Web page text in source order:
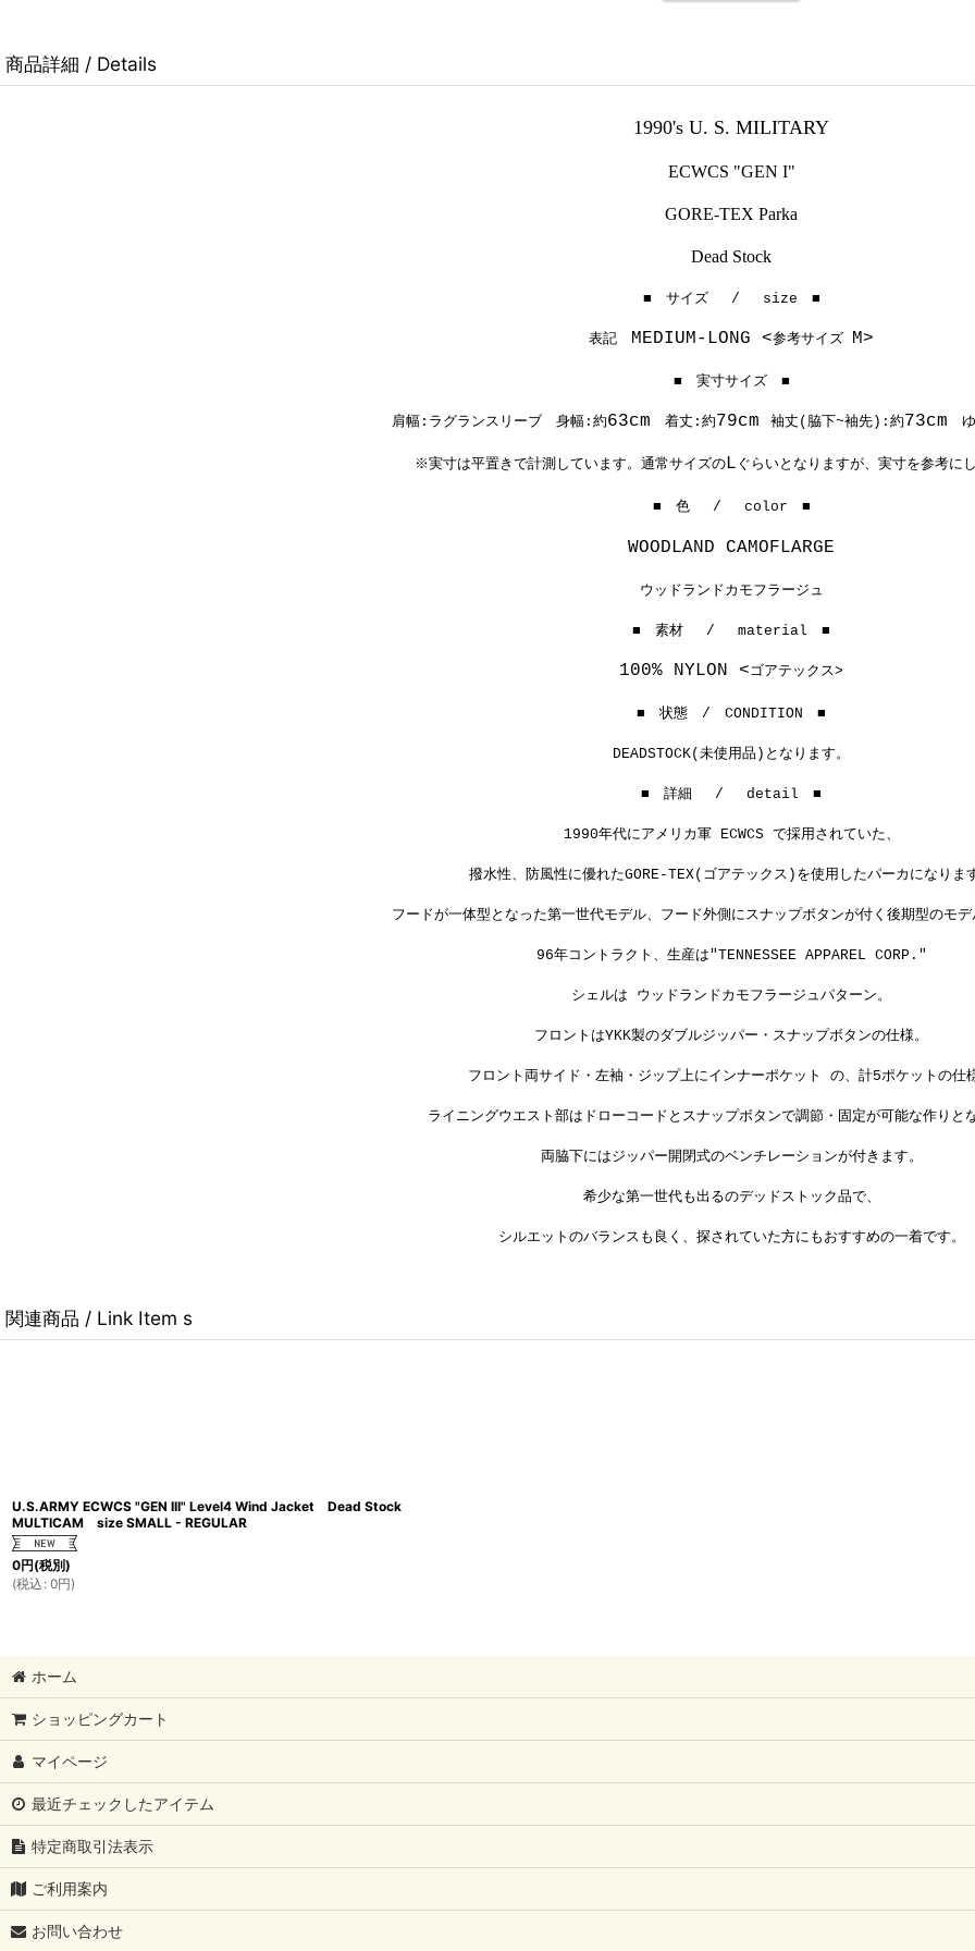
商品詳細 / Details
1990's U. S. MILITARY
ECWCS "GEN I"
GORE-TEX Parka
Dead Stock
■ サイズ / size ■
表記 MEDIUM-LONG <参考サイズ M>
■ 実寸サイズ ■
肩幅:ラグランスリーブ 身幅:約63cm 着丈:約79cm 袖丈(脇下~袖先):約73cm ゆ
※実寸は平置きで計測しています。通常サイズのL ぐらいとなりますが、実寸を参考に
■ 色 / color ■
WOODLAND CAMOFLARGE
ウッドランドカモフラージュ
■ 素材 / material ■
100% NYLON <ゴアテックス>
■ 状態 / CONDITION ■
DEADSTOCK(未使用品)となります。
■ 詳細 / detail ■
1990年代にアメリカ軍 ECWCS で採用されていた、
撥水性、防風性に優れたGORE-TEX(ゴアテックス)を使用したパーカになります
フードが一体型となった第一世代モデル、フード外側にスナップボタンが付く後期型のモデ
96年コントラクト、生産は"TENNESSEE APPAREL CORP."
シェルは ウッドランドカモフラージュパターン。
フロントはYKK製のダブルジッパー・スナップボタンの仕様。
フロント両サイド・左袖・ジップ上にインナーポケット の、計5ポケットの仕様
ライニングウエスト部はドローコードとスナップボタンで調節・固定が可能な作りと
両脇下にはジッパー開閉式のベンチレーションが付きます。
希少な第一世代も出るのデッドストック品で、
シルエットのバランスも良く、探されていた方にもおすすめの一着です。
関連商品 / Link Item s
U.S.ARMY ECWCS "GEN III" Level4 Wind Jacket Dead Stock
MULTICAM size SMALL - REGULAR
0円(税別)
(税込 : 0円)
ホーム
ショッピングカート
マイページ
最近チェックしたアイテム
特定商取引法表示
ご利用案内
お問い合わせ